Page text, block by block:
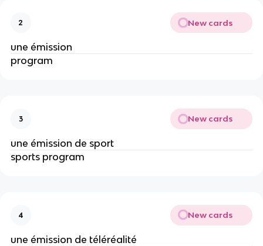
2 New cards
une émission
program
3 New cards
une émission de sport
sports program
4 New cards
une émission de téléréalité